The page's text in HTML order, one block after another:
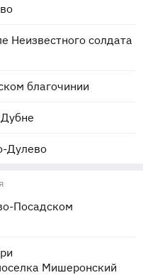
Неизвестного солдата
благочинии
Дулево
Посадском
Мишеронский